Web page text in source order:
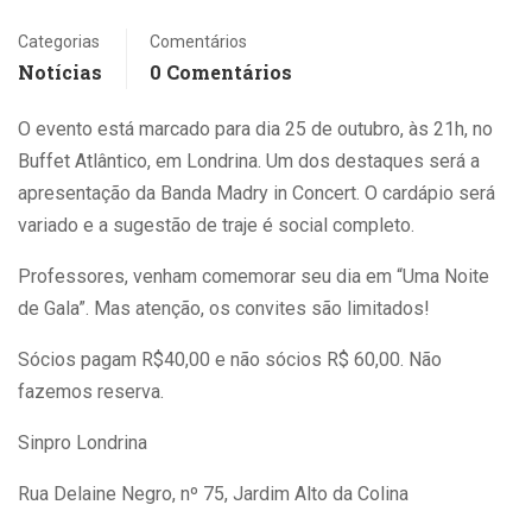
Categorias
Notícias
Comentários
0 Comentários
O evento está marcado para dia 25 de outubro, às 21h, no
Buffet Atlântico, em Londrina. Um dos destaques será a
apresentação da Banda Madry in Concert. O cardápio será
variado e a sugestão de traje é social completo.
Professores, venham comemorar seu dia em “Uma Noite
de Gala”. Mas atenção, os convites são limitados!
Sócios pagam R$40,00 e não sócios R$ 60,00. Não
fazemos reserva.
Sinpro Londrina
Rua Delaine Negro, nº 75, Jardim Alto da Colina